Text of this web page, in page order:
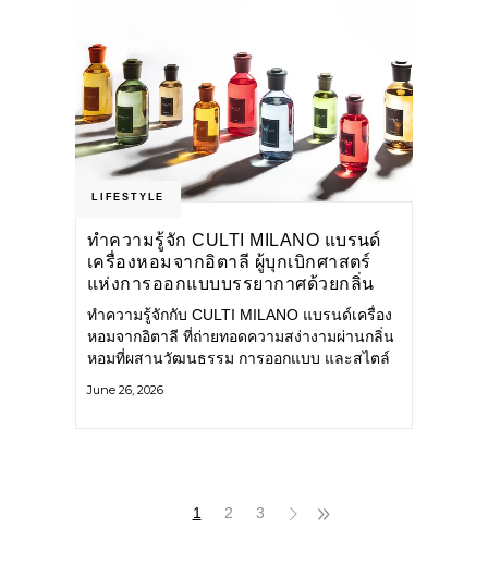
LIFESTYLE
ทำความรู้จัก CULTI MILANO แบรนด์
เครื่องหอมจากอิตาลี ผู้บุกเบิกศาสตร์
แห่งการออกแบบบรรยากาศด้วยกลิ่น
หอม ผสานสไตล์อันโดดเด่นอย่างลงตัว
ทำความรู้จักกับ CULTI MILANO แบรนด์เครื่อง
หอมจากอิตาลี ที่ถ่ายทอดความสง่างามผ่านกลิ่น
หอมที่ผสานวัฒนธรรม การออกแบบ และสไตล์
แบรนด์เครื่องหอมระดับลักชัวรีดีไซน์เอกลักษณ์
June 26, 2026
1 2 3